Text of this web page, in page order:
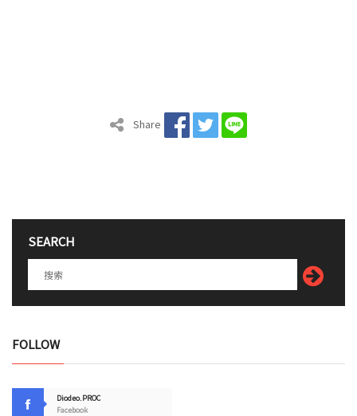
Share
SEARCH
FOLLOW
Diodeo.PROC
Facebook